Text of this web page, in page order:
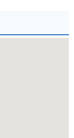
水百選」にも選
場所にある「道